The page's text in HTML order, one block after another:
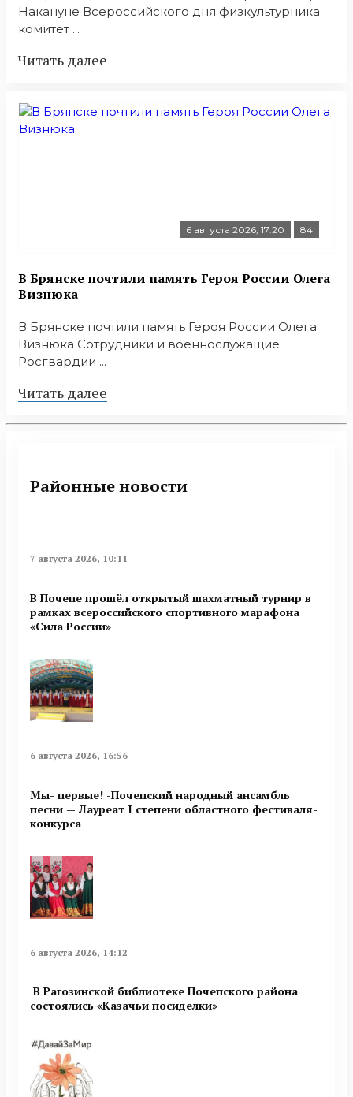
Накануне Всероссийского дня физкультурника
комитет ...
Читать далее
6 августа 2026, 17:20 84
В Брянске почтили память Героя России Олега
Визнюка
В Брянске почтили память Героя России Олега
Визнюка Сотрудники и военнослужащие
Росгвардии ...
Читать далее
Районные новости
7 августа 2026, 10:11
В Почепе прошёл открытый шахматный турнир в
рамках всероссийского спортивного марафона
«Сила России»
6 августа 2026, 16:56
Мы- первые! -Почепский народный ансамбль
песни — Лауреат I степени областного фестиваля-
конкурса
6 августа 2026, 14:12
В Рагозинской библиотеке Почепского района
состоялись «Казачьи посиделки»